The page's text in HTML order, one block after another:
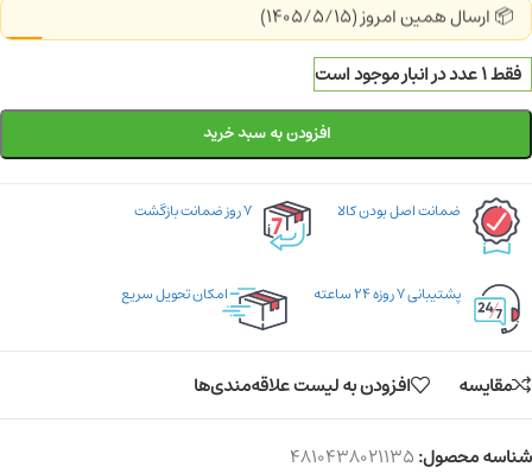
📦 ارسال همین امروز (1405/5/15)
فقط 1 عدد در انبار موجود است
افزودن به سبد خرید
ضمانت اصل بودن کالا ۷ روز ضمانت بازگشت
پشتیبانی ۷ روزه ۲۴ ساعته امکان تحویل سریع
مقایسه افزودن به لیست علاقه‌مندی‌ها
شناسه محصول:4810438021135